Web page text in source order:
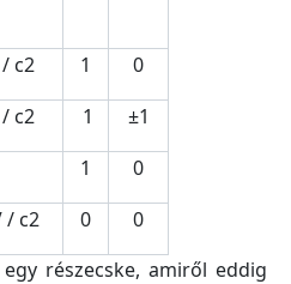
c2 1 0
c2 1 ±1
1 0
/ c2 0
0
részecske, amiről eddig